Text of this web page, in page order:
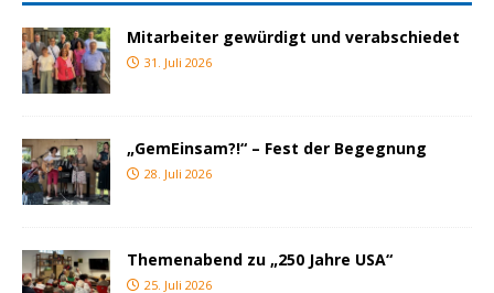
Mitarbeiter gewürdigt und verabschiedet
31. Juli 2026
„GemEinsam?!“ – Fest der Begegnung
28. Juli 2026
Themenabend zu „250 Jahre USA“
25. Juli 2026